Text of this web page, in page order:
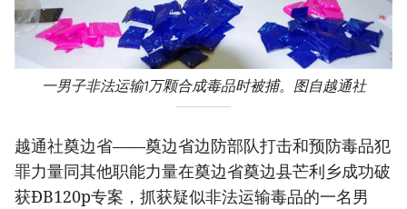
一男子非法运输1万颗合成毒品时被捕。图自越通社
越通社奠边省——奠边省边防部队打击和预防毒品犯
罪力量同其他职能力量在奠边省奠边县芒利乡成功破
获ĐB120p专案，抓获疑似非法运输毒品的一名男